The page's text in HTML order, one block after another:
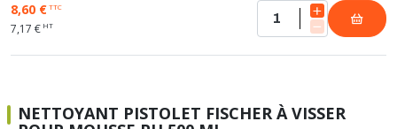
8,60 €TTC
7,17 € HT
NETTOYANT PISTOLET FISCHER À VISSER